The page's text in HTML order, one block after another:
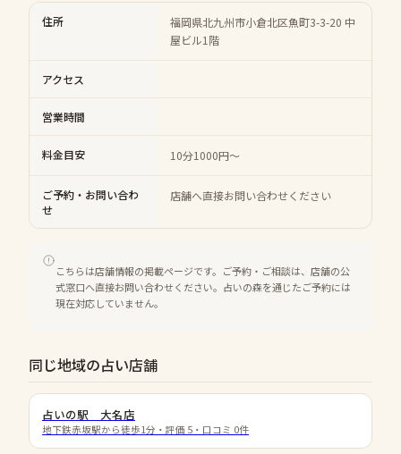
住所
福岡県北九州市小倉北区魚町3-3-20 中
屋ビル1階
アクセス
営業時間
料金目安 10分1000円～
ご予約・お問い合わ
せ
店舗へ直接お問い合わせください
こちらは店舗情報の掲載ページです。ご予約・ご相談は、店舗の公
式窓口へ直接お問い合わせください。占いの森を通じたご予約には
現在対応していません。
同じ地域の占い店舗
占いの駅 大名店
地下鉄赤坂駅から徒歩1分 ・評価 5 ・口コミ 0件